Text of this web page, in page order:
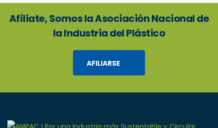
Afíliate, Somos la Asociación Nacional de
la Industria del Plástico
AFILIARSE